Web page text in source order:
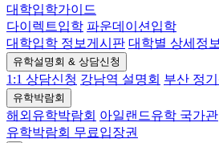
대학입학가이드
다이렉트입학 파운데이션입학
대학입학 정보게시판 대학별 상세정보
유학설명회 & 상담신청
1:1 상담신청 강남역 설명회 부산 정
유학박람회
해외유학박람회 아일랜드유학 국가관
유학박람회 무료입장권